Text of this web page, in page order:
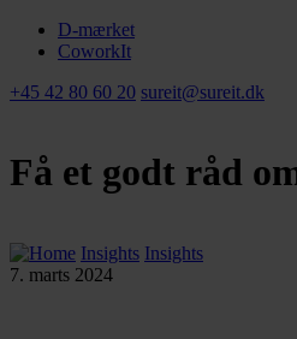
D-mærket
CoworkIt
+45 42 80 60 20 sureit@sureit.dk
Få et godt råd
Insights Insights
7. marts 2024